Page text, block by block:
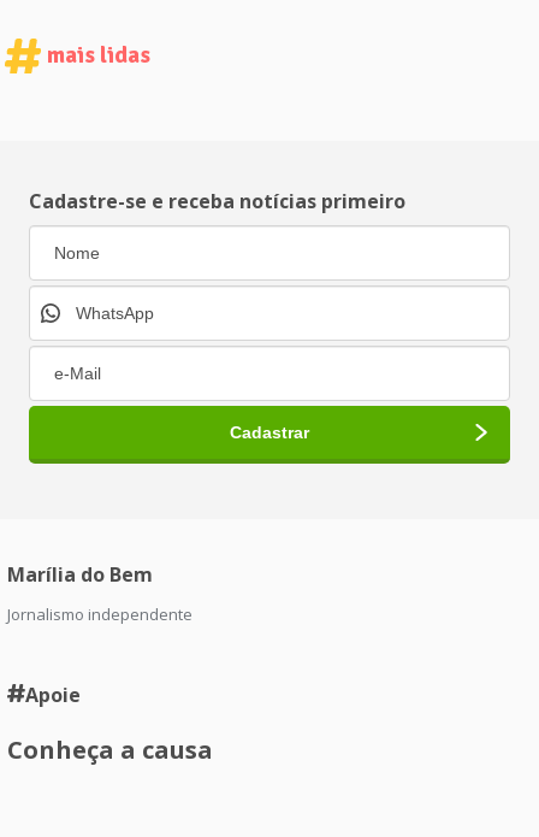
mais lidas
Cadastre-se e receba notícias primeiro
Marília do Bem
Jornalismo independente
Apoie
Conheça a causa